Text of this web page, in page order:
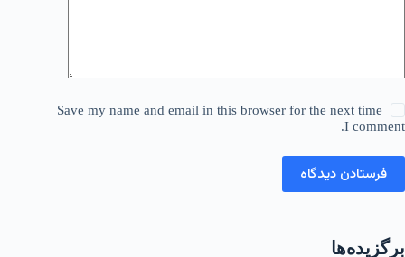
Save my name and email in this browser for the next time
I comment.
فرستادن دیدگاه
برگزیده‌ها